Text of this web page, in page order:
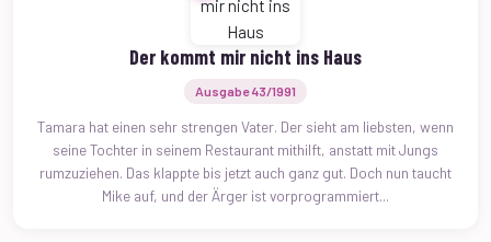
Der kommt mir nicht ins Haus
Ausgabe 43/1991
Tamara hat einen sehr strengen Vater. Der sieht am liebsten, wenn
seine Tochter in seinem Restaurant mithilft, anstatt mit Jungs
rumzuziehen. Das klappte bis jetzt auch ganz gut. Doch nun taucht
Mike auf, und der Ärger ist vorprogrammiert...